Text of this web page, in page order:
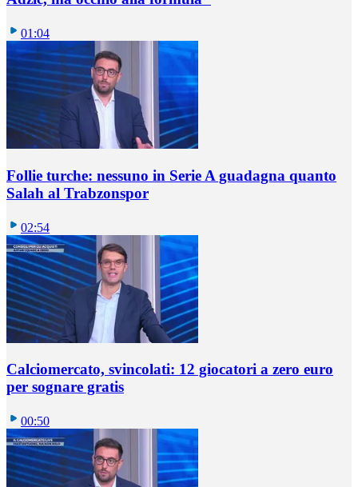
01:04
Follie turche: nessuno in Serie A guadagna quanto
Salah al Trabzonspor
02:54
Calciomercato, svincolati: 12 giocatori a zero euro
per sognare gratis
00:50